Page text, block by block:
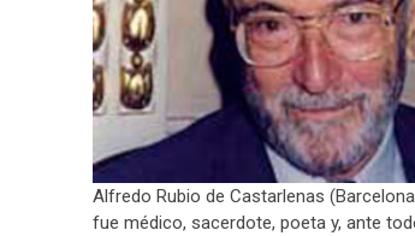
Alfredo Rubio de Castarlenas
fue médico, sacerdote, poeta y, ante